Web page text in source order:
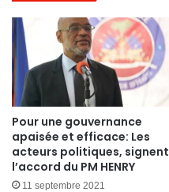
Pour une gouvernance
apaisée et efficace: Les
acteurs politiques, signent
l’accord du PM HENRY
11 septembre 2021